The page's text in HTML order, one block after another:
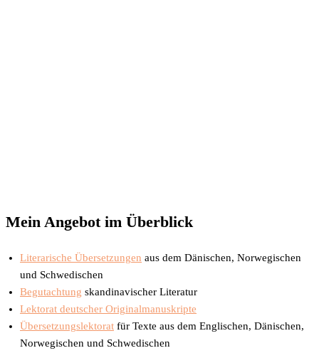
Mein Angebot im Überblick
Literarische Übersetzungen aus dem Dänischen, Norwegischen
und Schwedischen
Begutachtung skandinavischer Literatur
Lektorat deutscher Originalmanuskripte
Übersetzungslektorat für Texte aus dem Englischen, Dänischen,
Norwegischen und Schwedischen